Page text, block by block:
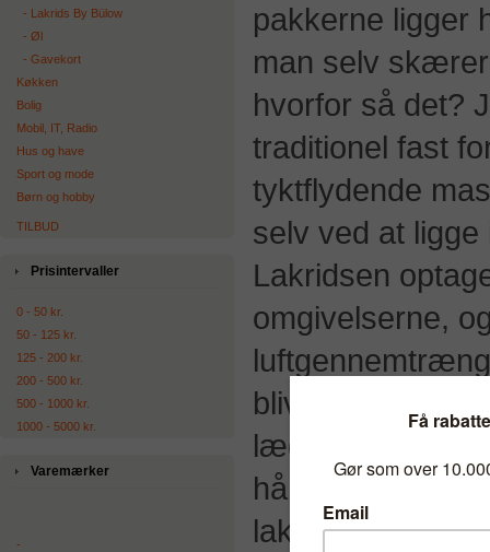
‐ Lakrids By Bülow
‐ Øl
‐ Gavekort
Køkken
Bolig
Mobil, IT, Radio
Hus og have
Sport og mode
Børn og hobby
TILBUD
Prisintervaller
0 - 50 kr.
50 - 125 kr.
125 - 200 kr.
200 - 500 kr.
500 - 1000 kr.
1000 - 5000 kr.
Varemærker
-
pakkerne ligger
man selv
hvorfor så det?
traditionel fast
tyktflydende
selv ved at
Lakridsen
omgivelserne,
bliver våd eller
lægge sin
håndlavet og
lakridspulver.